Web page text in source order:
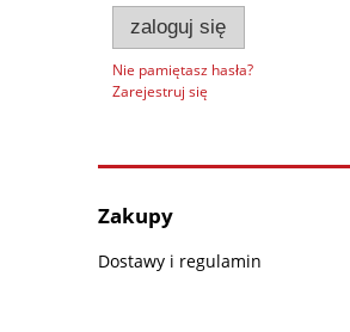
zaloguj się
Nie pamiętasz hasła?
Zarejestruj się
Zakupy
Dostawy i regulamin